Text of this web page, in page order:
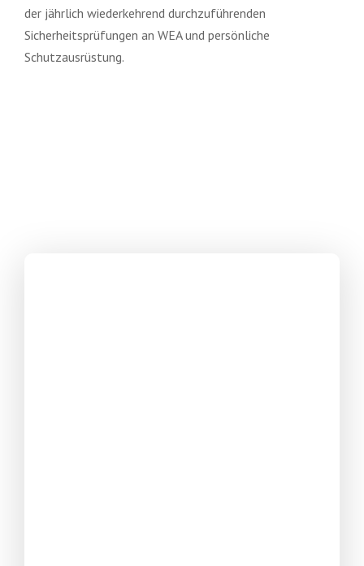
der jährlich wiederkehrend durchzuführenden
Sicherheitsprüfungen an WEA und persönliche
Schutzausrüstung.